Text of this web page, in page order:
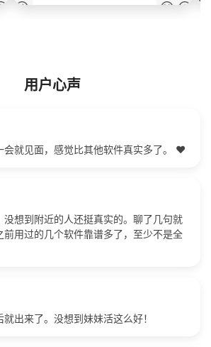
用户心声
会就见面，感觉比其他软件真实多了。 ❤️
没想到附近的人还挺真实的。聊了几句就
前用过的几个软件靠谱多了，至少不是全
出来了。没想到妹妹活这么好！